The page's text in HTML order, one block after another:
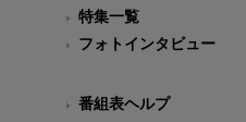
特集一覧
フォトインタビュー
番組表ヘルプ